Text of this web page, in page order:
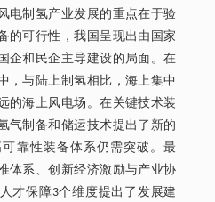
电制氢产业发展的重点在于验
的可行性，我国呈现出由国家
企和民企主导建设的局面。在
，与陆上制氢相比，海上集中
的海上风电场。在关键技术装
气制备和储运技术提出了新的
靠性装备体系仍需突破。最
体系、创新经济激励与产业协
才保障3个维度提出了发展建